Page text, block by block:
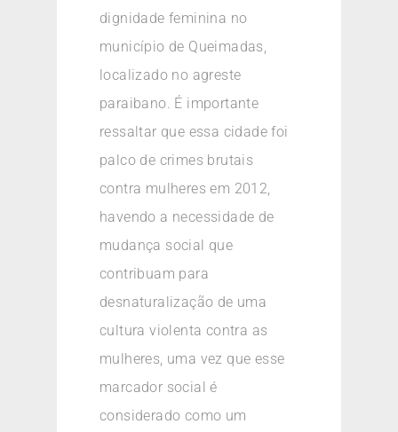
dignidade feminina no
município de Queimadas,
localizado no agreste
paraibano. É importante
ressaltar que essa cidade foi
palco de crimes brutais
contra mulheres em 2012,
havendo a necessidade de
mudança social que
contribuam para
desnaturalização de uma
cultura violenta contra as
mulheres, uma vez que esse
marcador social é
considerado como um